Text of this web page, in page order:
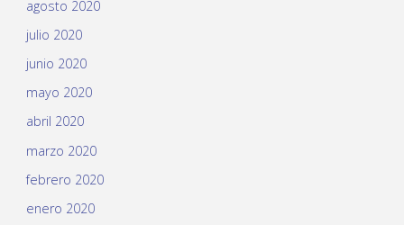
agosto 2020
julio 2020
junio 2020
mayo 2020
abril 2020
marzo 2020
febrero 2020
enero 2020